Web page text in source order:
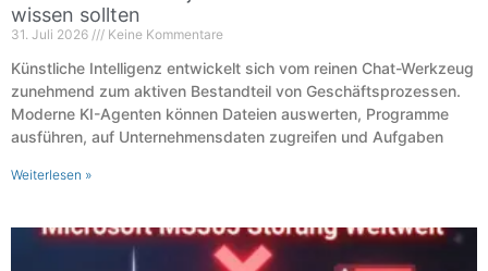
wissen sollten
31. Juli 2026 Keine Kommentare
Künstliche Intelligenz entwickelt sich vom reinen Chat-Werkzeug
zunehmend zum aktiven Bestandteil von Geschäftsprozessen.
Moderne KI-Agenten können Dateien auswerten, Programme
ausführen, auf Unternehmensdaten zugreifen und Aufgaben
Weiterlesen »